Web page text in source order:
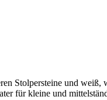
Stolpersteine und weiß,
für kleine und